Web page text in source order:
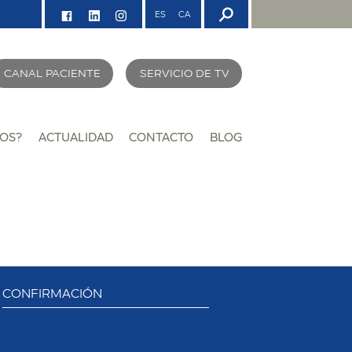
ES CA
CANAL PACIENTE SERVICIO DE TV
ACTUALIDAD CONTACTO BLOG
CONFIRMACIÓN